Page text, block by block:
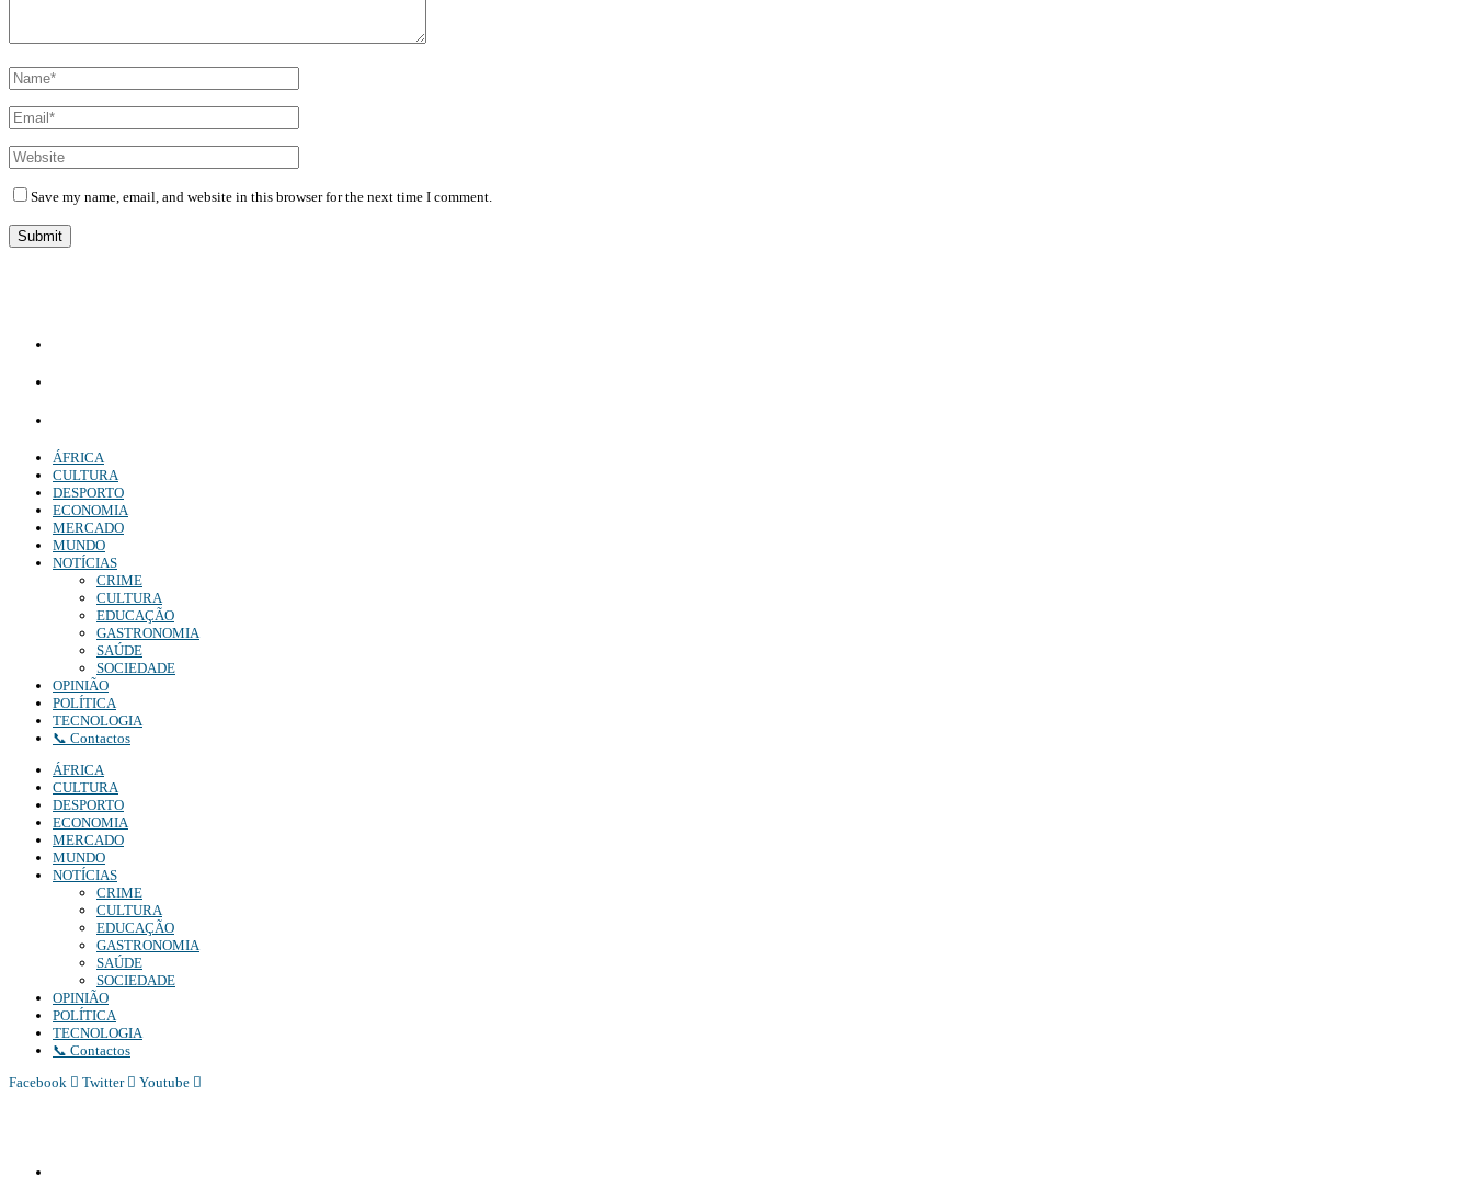
Save my name, email, and website in this browser for the next time I comment.
ÁFRICA
CULTURA
DESPORTO
ECONOMIA
MERCADO
MUNDO
NOTÍCIAS
CRIME
CULTURA
EDUCAÇÃO
GASTRONOMIA
SAÚDE
SOCIEDADE
OPINIÃO
POLÍTICA
TECNOLOGIA
📞 Contactos
ÁFRICA
CULTURA
DESPORTO
ECONOMIA
MERCADO
MUNDO
NOTÍCIAS
CRIME
CULTURA
EDUCAÇÃO
GASTRONOMIA
SAÚDE
SOCIEDADE
OPINIÃO
POLÍTICA
TECNOLOGIA
📞 Contactos
Facebook
Twitter Youtube